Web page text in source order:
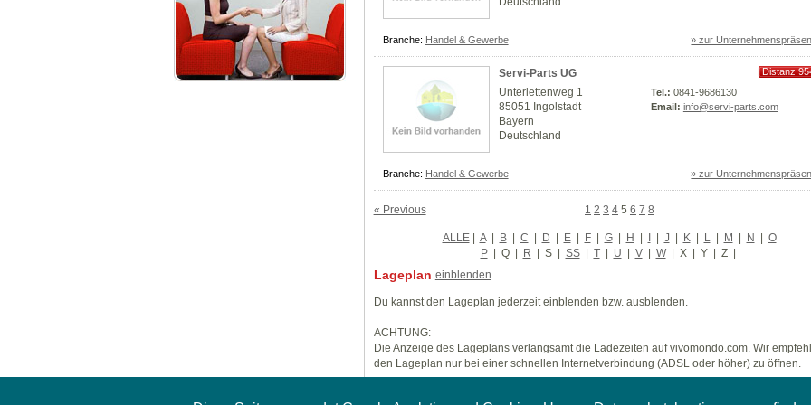
Branche: Handel & Gewerbe » zur
Servi-Parts UG
Distanz
Unterlettenweg 1
85051 Ingolstadt
Bayern
Deutschland
Tel.: 0841-9686130
Email: info@servi-parts.com
Branche: Handel & Gewerbe » zur
« Previous 1 2 3 4 5 6 7 8
ALLE| A | B | C | D | E | F | G | H | I | J | K | L | M | N | O
P | Q | R | S| SS | T | U | V | W | X | Y | Z |
Lageplan einblenden
Du kannst den Lageplan jederzeit einblenden bzw. ausblenden.
ACHTUNG:
Die Anzeige des Lageplans verlangsamt die Ladezeiten auf vivomondo.com. Wir
den Lageplan nur bei einer schnellen Internetverbindung (ADSL oder höher) zu öffnen.